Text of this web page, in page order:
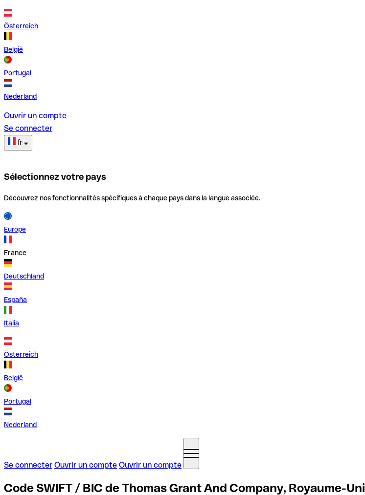
Österreich
België
Portugal
Nederland
Ouvrir un compte
Se connecter
fr
Sélectionnez votre pays
Découvrez nos fonctionnalités spécifiques à chaque pays dans la langue associée.
Europe
France
Deutschland
España
Italia
Österreich
België
Portugal
Nederland
Se connecter Ouvrir un compte Ouvrir un compte
Code SWIFT / BIC de Thomas Grant And Company, Royaume-Uni